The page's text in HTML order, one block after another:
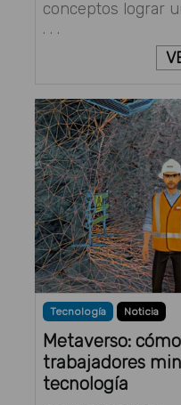
conceptos lograr
. . .
Tecnología Noticia
Metaverso:
trabajadores
tecnología